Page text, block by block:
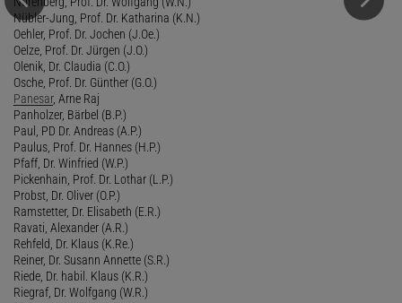
Nübler-Jung, Prof. Dr. Katharina (K.N.)
Oehler, Prof. Dr. Jochen (J.Oe.)
Oelze, Prof. Dr. Jürgen (J.O.)
Olenik, Dr. Claudia (C.O.)
Osche, Prof. Dr. Günther (G.O.)
Panesar, Arne Raj
Panholzer, Bärbel (B.P.)
Paul, PD Dr. Andreas (A.P.)
Paulus, Prof. Dr. Hannes (H.P.)
Pfaff, Dr. Winfried (W.P.)
Pickenhain, Prof. Dr. Lothar (L.P.)
Probst, Dr. Oliver (O.P.)
Ramstetter, Dr. Elisabeth (E.R.)
Ravati, Alexander (A.R.)
Rehfeld, Dr. Klaus (K.Re.)
Reiner, Dr. Susann Annette (S.R.)
Riede, Dr. habil. Klaus (K.R.)
Riegraf, Dr. Wolfgang (W.R.)